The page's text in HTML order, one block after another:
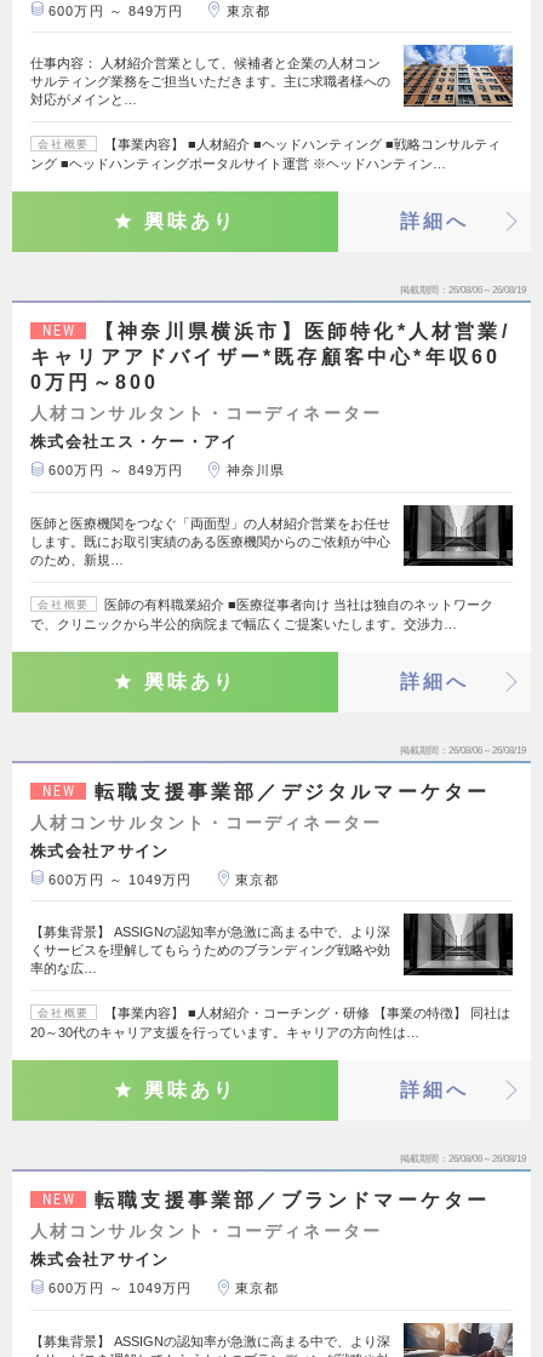
600万円 ～ 849万円 東京都
仕事内容： 人材紹介営業として、候補者と企業の人材コン
サルティング業務をご担当いただきます。主に求職者様への
対応がメインと…
会社概要
【事業内容】 ■人材紹介 ■ヘッドハンティング ■戦略コンサルティ
ング ■ヘッドハンティングポータルサイト運営 ※ヘッドハンティン…
興味あり 詳細へ
掲載期間 26/08/06～26/08/19
NEW
【神奈川県横浜市】医師特化*人材営業/
キャリアアドバイザー*既存顧客中心*年収60
0万円～800
人材コンサルタント・コーディネーター
株式会社エス・ケー・アイ
600万円 ～ 849万円 神奈川県
医師と医療機関をつなぐ「両面型」の人材紹介営業をお任せ
します。既にお取引実績のある医療機関からのご依頼が中心
のため、新規…
会社概要
医師の有料職業紹介 ■医療従事者向け 当社は独自のネットワーク
で、クリニックから半公的病院まで幅広くご提案いたします。交渉力…
興味あり 詳細へ
掲載期間 26/08/06～26/08/19
NEW 転職支援事業部／デジタルマーケター
人材コンサルタント・コーディネーター
株式会社アサイン
600万円 ～ 1049万円 東京都
【募集背景】 ASSIGNの認知率が急激に高まる中で、より深
くサービスを理解してもらうためのブランディング戦略や効
率的な広…
会社概要
【事業内容】 ■人材紹介・コーチング・研修 【事業の特徴】 同社は
20～30代のキャリア支援を行っています。キャリアの方向性は…
興味あり 詳細へ
掲載期間 26/08/06～26/08/19
NEW 転職支援事業部／ブランドマーケター
人材コンサルタント・コーディネーター
株式会社アサイン
600万円 ～ 1049万円 東京都
【募集背景】 ASSIGNの認知率が急激に高まる中で、より深